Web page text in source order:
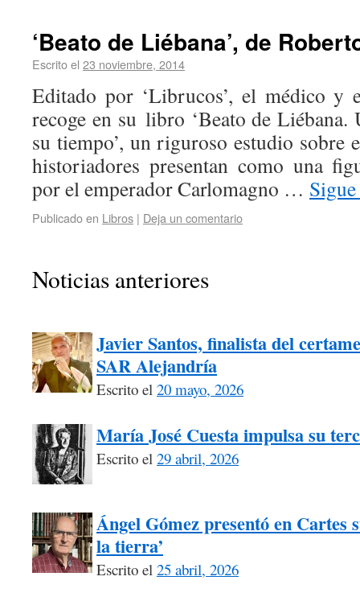
‘Beato de Liébana’, de
Escrito el 23 noviembre, 2014
Editado por ‘Librucos’, el médico y
recoge en su libro ‘Beato de
su tiempo’, un riguroso estudio sobre
historiadores presentan como una
por el emperador Carlomagno …
Publicado en Libros | Deja un comentario
Noticias anteriores
Javier Santos, finalista del
SAR Alejandría
Escrito el 20 mayo, 2026
María José Cuesta impulsa su
Escrito el 29 abril, 2026
Ángel Gómez presentó en Cartes
la tierra’
Escrito el 25 abril, 2026